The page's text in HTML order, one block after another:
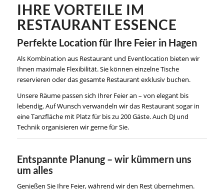
IHRE VORTEILE IM
RESTAURANT ESSENCE
Perfekte Location für Ihre Feier in Hagen
Als Kombination aus Restaurant und Eventlocation bieten wir
Ihnen maximale Flexibilität. Sie können einzelne Tische
reservieren oder das gesamte Restaurant exklusiv buchen.
Unsere Räume passen sich Ihrer Feier an – von elegant bis
lebendig. Auf Wunsch verwandeln wir das Restaurant sogar in
eine Tanzfläche mit Platz für bis zu 200 Gäste. Auch DJ und
Technik organisieren wir gerne für Sie.
Entspannte Planung – wir kümmern uns
um alles
Genießen Sie Ihre Feier, während wir den Rest übernehmen.